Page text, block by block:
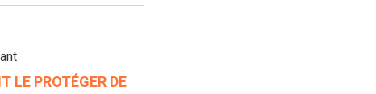
LE PROTÉGER DE